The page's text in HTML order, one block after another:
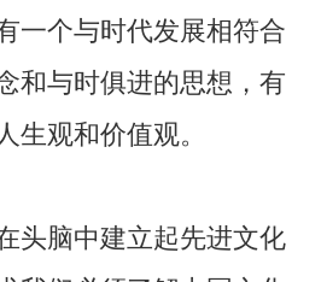
个与时代发展相符合
和与时俱进的思想，有
生观和价值观。
脑中建立起先进文化